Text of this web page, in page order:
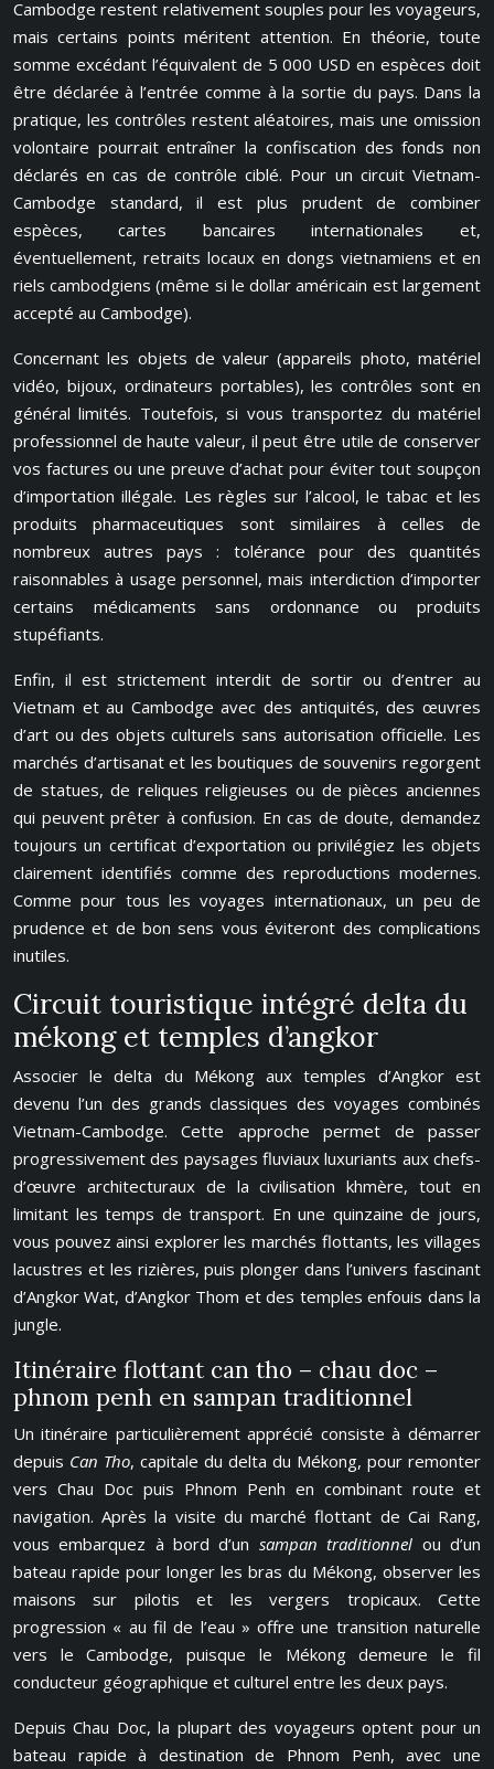
Cambodge restent relativement souples pour les voyageurs,
mais certains points méritent attention. En théorie, toute
somme excédant l’équivalent de 5 000 USD en espèces doit
être déclarée à l’entrée comme à la sortie du pays. Dans la
pratique, les contrôles restent aléatoires, mais une omission
volontaire pourrait entraîner la confiscation des fonds non
déclarés en cas de contrôle ciblé. Pour un circuit Vietnam-
Cambodge standard, il est plus prudent de combiner
espèces, cartes bancaires internationales et,
éventuellement, retraits locaux en dongs vietnamiens et en
riels cambodgiens (même si le dollar américain est largement
accepté au Cambodge).
Concernant les objets de valeur (appareils photo, matériel
vidéo, bijoux, ordinateurs portables), les contrôles sont en
général limités. Toutefois, si vous transportez du matériel
professionnel de haute valeur, il peut être utile de conserver
vos factures ou une preuve d’achat pour éviter tout soupçon
d’importation illégale. Les règles sur l’alcool, le tabac et les
produits pharmaceutiques sont similaires à celles de
nombreux autres pays : tolérance pour des quantités
raisonnables à usage personnel, mais interdiction d’importer
certains médicaments sans ordonnance ou produits
stupéfiants.
Enfin, il est strictement interdit de sortir ou d’entrer au
Vietnam et au Cambodge avec des antiquités, des œuvres
d’art ou des objets culturels sans autorisation officielle. Les
marchés d’artisanat et les boutiques de souvenirs regorgent
de statues, de reliques religieuses ou de pièces anciennes
qui peuvent prêter à confusion. En cas de doute, demandez
toujours un certificat d’exportation ou privilégiez les objets
clairement identifiés comme des reproductions modernes.
Comme pour tous les voyages internationaux, un peu de
prudence et de bon sens vous éviteront des complications
inutiles.
Circuit touristique intégré delta du
mékong et temples d’angkor
Associer le delta du Mékong aux temples d’Angkor est
devenu l’un des grands classiques des voyages combinés
Vietnam-Cambodge. Cette approche permet de passer
progressivement des paysages fluviaux luxuriants aux chefs-
d’œuvre architecturaux de la civilisation khmère, tout en
limitant les temps de transport. En une quinzaine de jours,
vous pouvez ainsi explorer les marchés flottants, les villages
lacustres et les rizières, puis plonger dans l’univers fascinant
d’Angkor Wat, d’Angkor Thom et des temples enfouis dans la
jungle.
Itinéraire flottant can tho – chau doc –
phnom penh en sampan traditionnel
Un itinéraire particulièrement apprécié consiste à démarrer
depuis Can Tho, capitale du delta du Mékong, pour remonter
vers Chau Doc puis Phnom Penh en combinant route et
navigation. Après la visite du marché flottant de Cai Rang,
vous embarquez à bord d’un sampan traditionnel ou d’un
bateau rapide pour longer les bras du Mékong, observer les
maisons sur pilotis et les vergers tropicaux. Cette
progression « au fil de l’eau » offre une transition naturelle
vers le Cambodge, puisque le Mékong demeure le fil
conducteur géographique et culturel entre les deux pays.
Depuis Chau Doc, la plupart des voyageurs optent pour un
bateau rapide à destination de Phnom Penh, avec une